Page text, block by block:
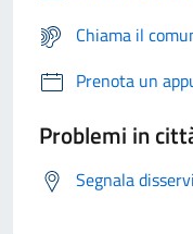
Chiama il
Prenota un
Problemi in
Segnala